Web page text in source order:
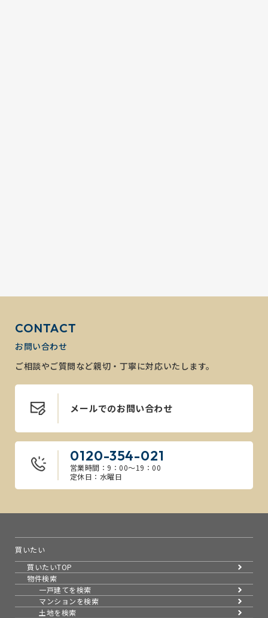
CONTACT
お問い合わせ
ご相談やご質問など親切・丁寧に対応いたします。
メールでのお問い合わせ
0120-354-021
営業時間：9：00～19：00
定休日：水曜日
買いたい
買いたいTOP
物件検索
一戸建てを検索
マンションを検索
土地を検索